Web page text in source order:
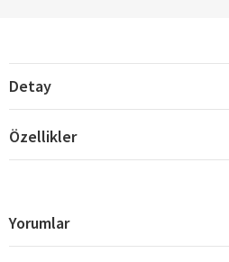
Detay
Özellikler
Yorumlar